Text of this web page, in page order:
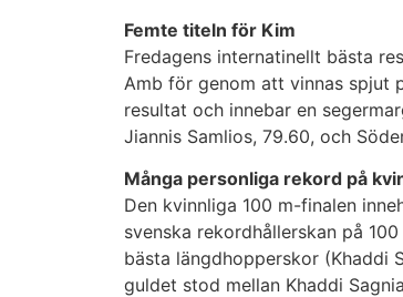
Femte titeln för Kim
Fredagens internatinellt bästa
Amb för genom att vinnas spjut
resultat och innebar en
Jiannis Samlios, 79.60, och
Många personliga rekord på
Den kvinnliga 100 m-finalen
svenska rekordhållerskan på
bästa längdhopperskor (Khaddi
guldet stod mellan Khaddi